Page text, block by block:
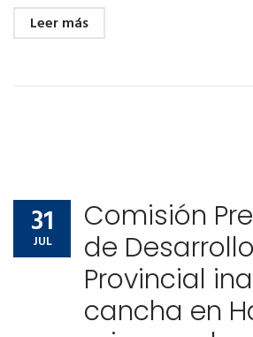
Leer más
31
JUL
Comisión
de Desarrollo
Provincial
cancha en